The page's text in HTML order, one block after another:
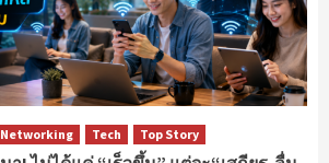
Networking Tech Top Story